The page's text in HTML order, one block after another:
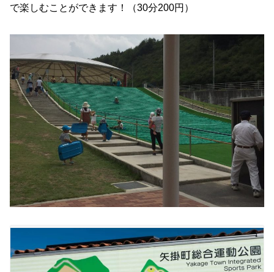
で楽しむことができます！（30分200円）